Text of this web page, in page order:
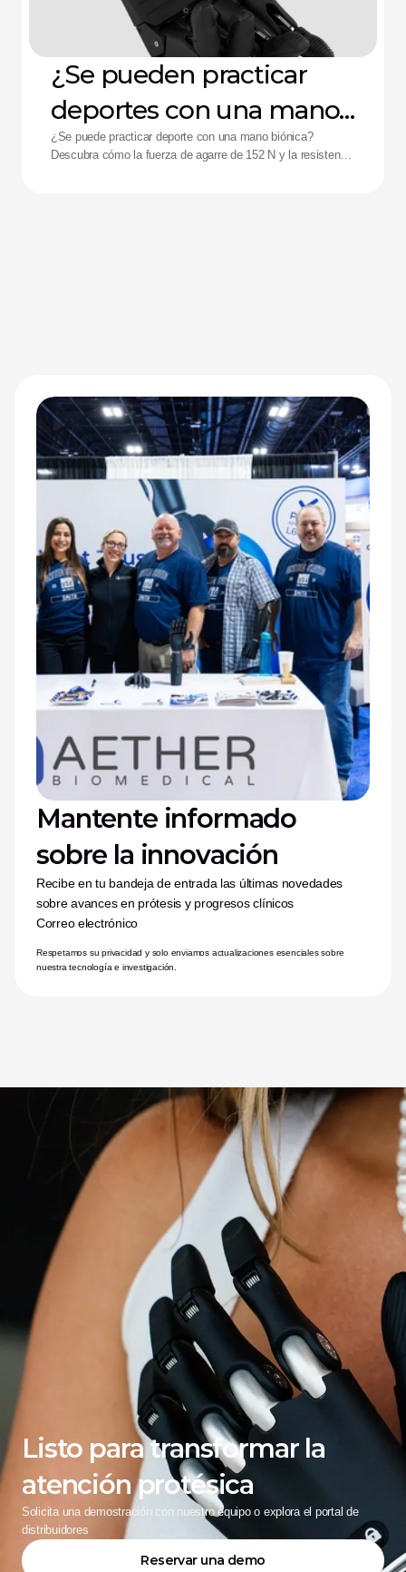
¿Se pueden practicar
deportes con una mano
biónica?
¿Se puede practicar deporte con una mano biónica?
Descubra cómo la fuerza de agarre de 152 N y la resistencia
Mantente informado
sobre la innovación
Recibe en tu bandeja de entrada las últimas novedades
sobre avances en prótesis y progresos clínicos
Correo electrónico
Respetamos su privacidad y solo enviamos actualizaciones esenciales sobre
nuestra tecnología e investigación.
Listo para transformar la
atención protésica
Solicita una demostración con nuestro equipo o explora el portal de
distribuidores
Reservar una demo